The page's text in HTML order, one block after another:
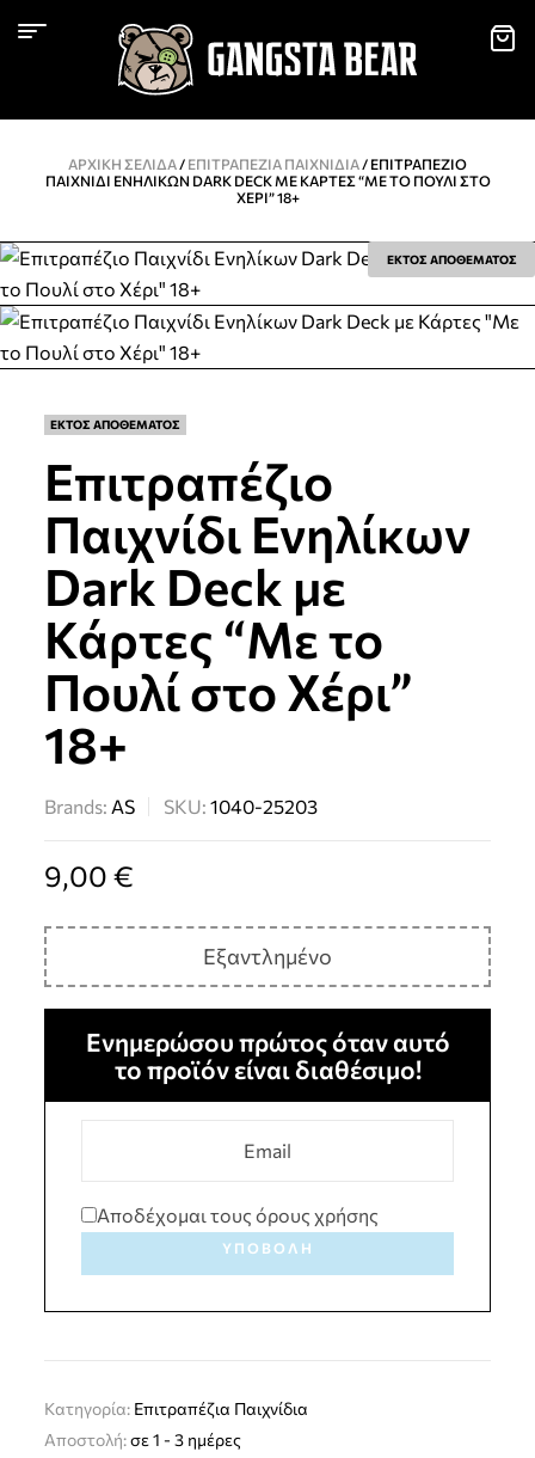
ΑΡΧΙΚΉ ΣΕΛΊΔΑ/ ΕΠΙΤΡΑΠΈΖΙΑ ΠΑΙΧΝΊΔΙΑ/ ΕΠΙΤΡΑΠΈΖΙΟ
ΠΑΙΧΝΊΔΙ ΕΝΗΛΊΚΩΝ DARK DECK ΜΕ ΚΆΡΤΕΣ “ΜΕ ΤΟ ΠΟΥΛΊ ΣΤΟ
ΧΈΡΙ” 18+
ΕΚΤΟΣ ΑΠΟΘΕΜΑΤΟΣ
ΕΚΤΟΣ ΑΠΟΘΕΜΑΤΟΣ
Επιτραπέζιο
Παιχνίδι Ενηλίκων
Dark Deck με
Κάρτες “Με το
Πουλί στο Χέρι”
18+
Brands: AS SKU:1040-25203
9,00€
Εξαντλημένο
Ενημερώσου πρώτος όταν αυτό
το προϊόν είναι διαθέσιμο!
Αποδέχομαι τους όρους χρήσης
ΥΠΟΒΟΛΉ
Κατηγορία: Επιτραπέζια Παιχνίδια
Αποστολή:σε 1 - 3 ημέρες